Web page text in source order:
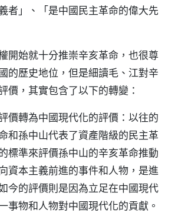
者」、「是中國民主革命的偉大先
開始就十分推崇辛亥革命，也很尊
的歷史地位，但是細讀毛、江對辛
價，其實包含了以下的轉變：
價轉為中國現代化的評價：以往的
和孫中山代表了資產階級的民主革
標準來評價孫中山的辛亥革命推動
資本主義前進的事件和人物，是進
今的評價則是因為立足在中國現代
事物和人物對中國現代化的貢獻。